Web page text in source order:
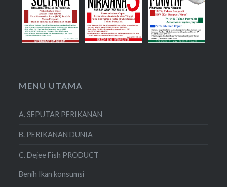
MENU UTAMA
A. SEPUTAR PERIKANAN
B. PERIKANAN DUNIA
C. Dejee Fish PRODUCT
Benih Ikan konsumsi